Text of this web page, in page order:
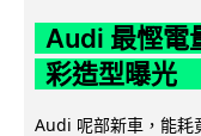
Audi 最慳
彩造型曝光
Audi 呢部新車，能耗